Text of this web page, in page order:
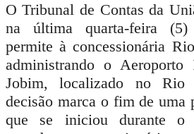
O Tribunal de Contas da
na última quarta-feira
permite à concessionária
administrando o Aeroporto
Jobim, localizado no Rio
decisão marca o fim de uma
que se iniciou durante o